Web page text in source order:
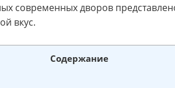
современных дворов
вкус.
Содержание